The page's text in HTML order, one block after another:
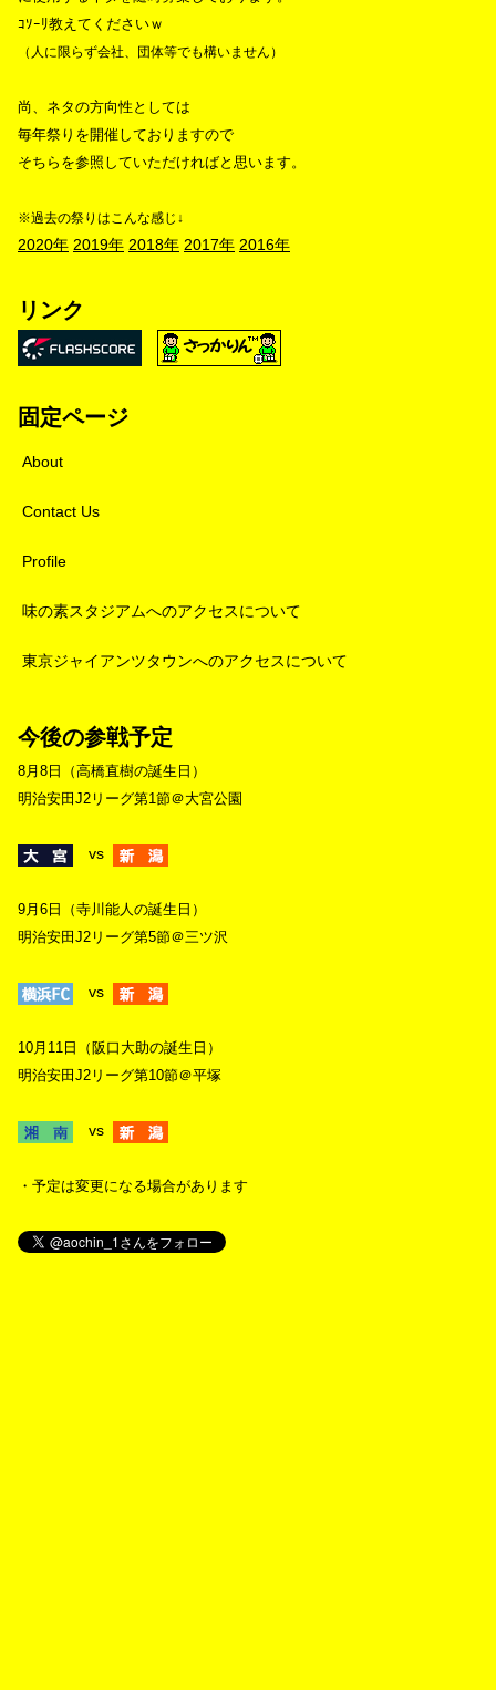
ｺｿｰﾘ教えてくださいｗ
（人に限らず会社、団体等でも構いません）
尚、ネタの方向性としては
毎年祭りを開催しておりますので
そちらを参照していただければと思います。
※過去の祭りはこんな感じ↓
2020年 2019年 2018年 2017年 2016年
リンク
固定ページ
About
Contact Us
Profile
味の素スタジアムへのアクセスについて
東京ジャイアンツタウンへのアクセスについて
今後の参戦予定
8月8日（高橋直樹の誕生日）
明治安田J2リーグ第1節＠大宮公園
vs
9月6日（寺川能人の誕生日）
明治安田J2リーグ第5節＠三ツ沢
vs
10月11日（阪口大助の誕生日）
明治安田J2リーグ第10節＠平塚
vs
・予定は変更になる場合があります